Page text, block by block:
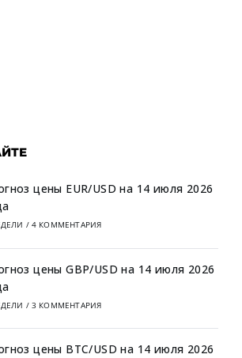
цены EUR/USD на 14 июля 2026
/ 4 КОММЕНТАРИЯ
цены GBP/USD на 14 июля 2026
/ 3 КОММЕНТАРИЯ
цены BTC/USD на 14 июля 2026